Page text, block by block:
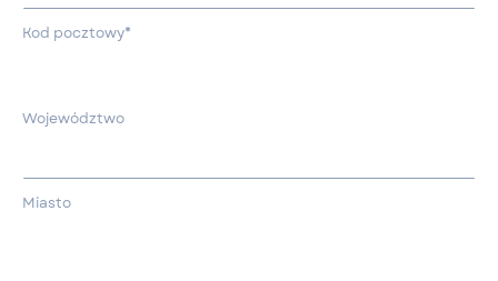
Kod pocztowy*
Województwo
Miasto